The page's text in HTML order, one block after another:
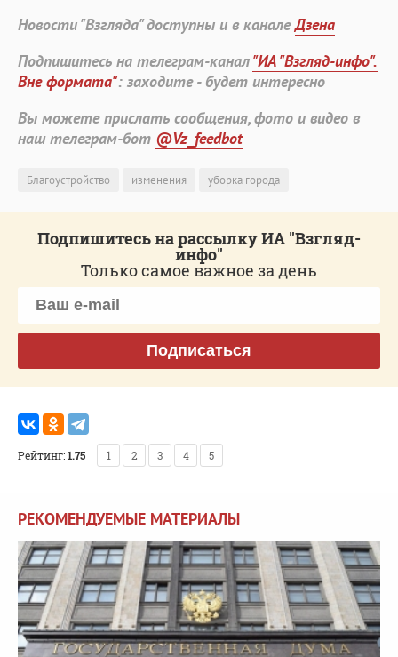
Новости "Взгляда" доступны и в каналеДзена
Подпишитесь на телеграм-канал"ИА "Взгляд-инфо".
Вне формата": заходите - будет интересно
Вы можете прислать сообщения, фото и видео в
наш телеграм-бот @Vz_feedbot
Благоустройство изменения уборка города
Подпишитесь на рассылку ИА "Взгляд-
инфо"
Только самое важное за день
Подписаться
Рейтинг:1.75 1 2 3 4 5
РЕКОМЕНДУЕМЫЕ МАТЕРИАЛЫ